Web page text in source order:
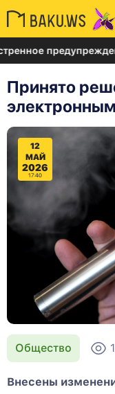
предупреждение
Принято
12
МАЙ
2026
17:40
Общество
Внесены